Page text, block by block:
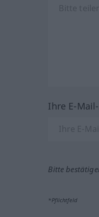
Ihre E-
Bitte
*Pflichtfeld